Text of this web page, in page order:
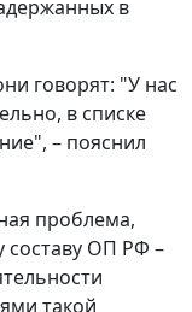
в
говорят: "У нас
в списке
– пояснил
проблема,
составу ОП РФ –
такой